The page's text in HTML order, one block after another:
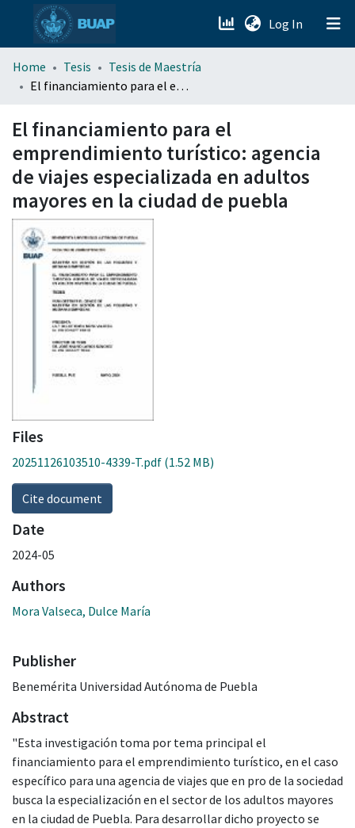
Log In (current)
menu.section.about_menu
Home Tesis
Tesis de Maestría
El financiamiento para el emprendimiento turístico: agencia de viajes especializada en adultos mayores en la ciudad de puebla
El financiamiento para el
emprendimiento turístico: agencia
de viajes especializada en adultos
mayores en la ciudad de puebla
Files
20251126103510-4339-T.pdf (1.52 MB)
Cite document
Date
2024-05
Authors
Mora Valseca, Dulce María
Publisher
Benemérita Universidad Autónoma de Puebla
Abstract
"Esta investigación toma por tema principal el
financiamiento para el emprendimiento turístico, en el caso
específico para una agencia de viajes que en pro de la sociedad
busca la especialización en el sector de los adultos mayores
en la ciudad de Puebla. Para desarrollar dicho proyecto se